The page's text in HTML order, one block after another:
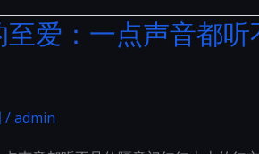
爱：一点声音都听
/admin